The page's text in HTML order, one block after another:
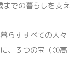
での暮らしを支え
らすすべての人々
、３つの宝（①高